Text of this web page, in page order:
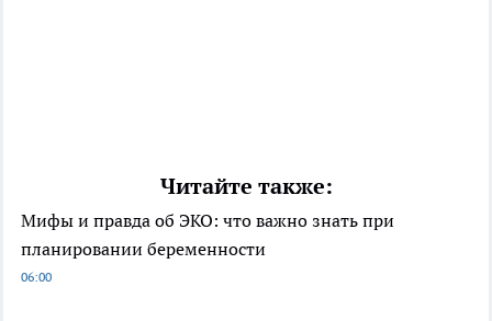
Читайте также:
Мифы и правда об ЭКО: что важно знать при
планировании беременности
06:00